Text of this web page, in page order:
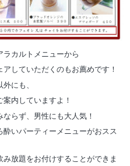
ラカルトメニューから
していただくのもお薦めです！
にも、
内していますよ！
らず、男性にも大人気！
いパーティーメニューがおスス
放題をお付けすることができま